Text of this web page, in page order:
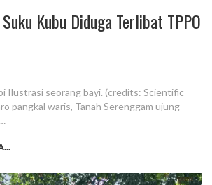
Kubu Diduga Terlibat TPPO
Ilustrasi seorang bayi. (credits: Scientific
pangkal waris, Tanah Serenggam ujung